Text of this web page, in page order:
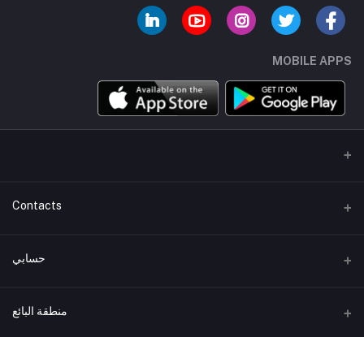
MOBILE APPS
Contacts
عنوان
+01007744462
حسابي
تسجيل الدخول منطقة البائع